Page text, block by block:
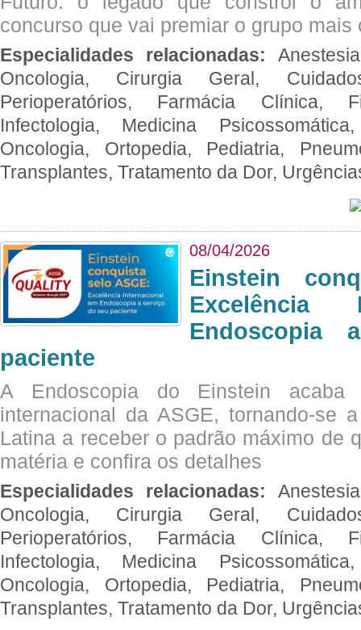
concurso que vai premiar o grupo mais
Especialidades relacionadas:
Oncologia, Cirurgia Geral,
Perioperatórios, Farmácia Clínica,
Infectologia, Medicina
Oncologia, Ortopedia, Pediatria,
Transplantes, Tratamento da Dor,
08/04/2026
Einstein
Excelência
Endoscopia
paciente
A Endoscopia do Einstein
internacional da ASGE, tornando-se
Latina a receber o padrão máximo de
matéria e confira os detalhes
Especialidades relacionadas:
Oncologia, Cirurgia Geral,
Perioperatórios, Farmácia Clínica,
Infectologia, Medicina
Oncologia, Ortopedia, Pediatria,
Transplantes, Tratamento da Dor,